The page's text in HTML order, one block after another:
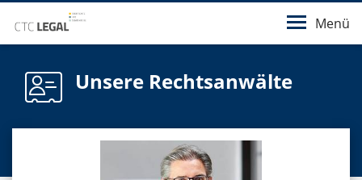
Menü
Unsere Rechtsanwälte